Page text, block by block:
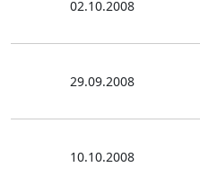
02.10.2008
29.09.2008
10.10.2008